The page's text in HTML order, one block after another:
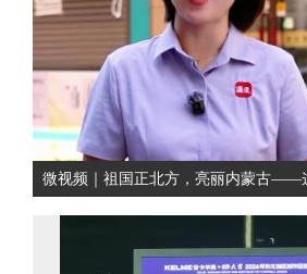
微视频｜祖国正北方，亮丽内蒙古——